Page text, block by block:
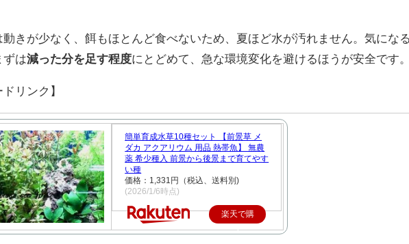
動きが少なく、餌もほとんど食べないため、夏ほど水が汚れません。気にな
ずは減った分を足す程度にとどめて、急な環境変化を避けるほうが安全です
ドリンク】
簡単育成水草10種セット 【前景草 メ
ダカ アクアリウム 用品 熱帯魚】 無農
薬 希少種入 前景から後景まで育てやす
い種
価格：1,331円（税込、送料別)
(2026/1/6時点)
楽天で購
入